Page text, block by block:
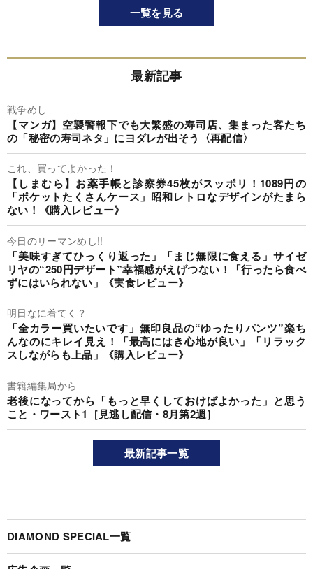
一覧を見る
最新記事
戦争めし
【マンガ】空襲警報下でも大繁盛の寿司店、集まった客たち
の「秘密の寿司ネタ」にヨダレが出そう〈再配信〉
これ、買ってよかった！
【しまむら】お薬手帳と診察券45枚がスッポリ！1089円の
「ポケットたくさんケース」昭和レトロなデザインがたまら
ない！《購入レビュー》
今日のリーマンめし!!
「美味すぎてひっくり返った」「まじ無限に食える」サイゼ
リヤの“250円デザート”幸福感がえげつない！「行ったら食べ
ずにはいられない」《実食レビュー》
明日なに着てく？
「全カラー買いたいです」無印良品の“ゆったりパンツ”楽ち
んなのにキレイ見え！「最高にはき心地が良い」「リラック
スしながらも上品」《購入レビュー》
書籍編集局から
老後になってから「もっと早くしておけばよかった」と思う
こと・ワースト1［見逃し配信・8月第2週］
最新記事一覧
DIAMOND SPECIAL一覧